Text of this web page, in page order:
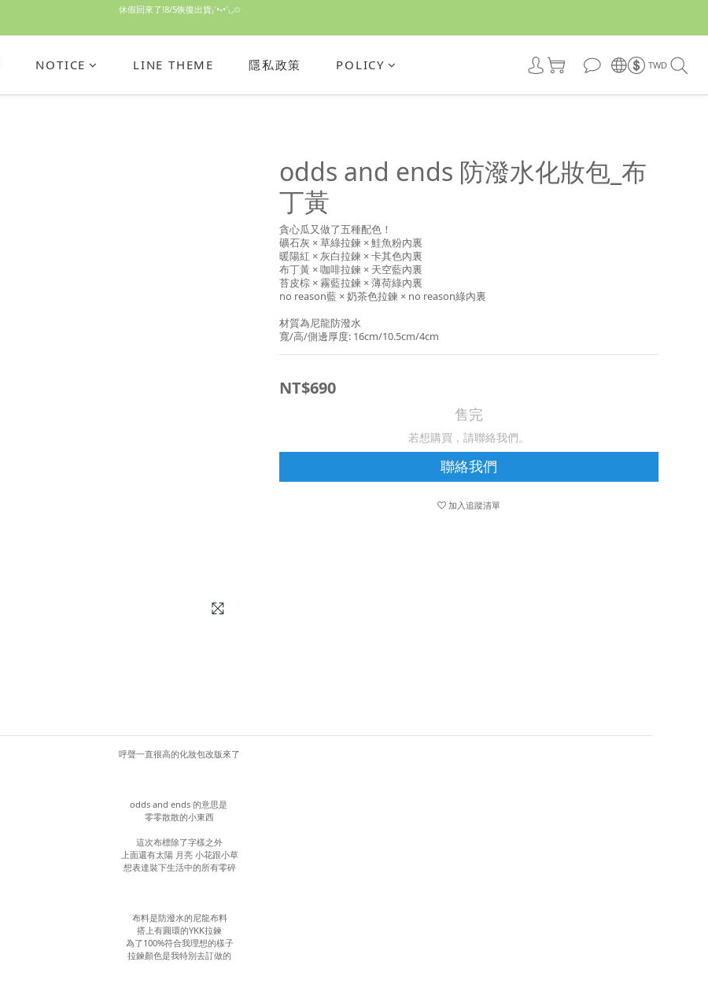
休假回來了!8/5恢復出貨₍˄•༝•˄₎◞✩
亮綠澎澎夾棉立體相機包 預購中! 製作有點延遲預計八月中出貨
休假回來了!8/5恢復出貨₍˄•༝•˄₎◞✩
NOTICE LINE THEME 隱私政策 POLICY TWD
odds and ends 防潑水化妝包_布
丁黃
貪心瓜又做了五種配色！
礦石灰 × 草綠拉鍊 × 鮭魚粉內裏
暖陽紅 × 灰白拉鍊 × 卡其色內裏
布丁黃 × 咖啡拉鍊 × 天空藍內裏
苔皮棕 × 霧藍拉鍊 × 薄荷綠內裏
no reason藍 × 奶茶色拉鍊 × no reason綠內裏
材質為尼龍防潑水
寬/高/側邊厚度: 16cm/10.5cm/4cm
NT$690
售完
若想購買，請聯絡我們。
聯絡我們
加入追蹤清單
呼聲一直很高的化妝包改版來了
odds and ends 的意思是
零零散散的小東西
這次布標除了字樣之外
上面還有太陽 月亮 小花跟小草
想表達裝下生活中的所有零碎
布料是防潑水的尼龍布料
搭上有圓環的YKK拉鍊
為了100%符合我理想的樣子
拉鍊顏色是我特別去訂做的